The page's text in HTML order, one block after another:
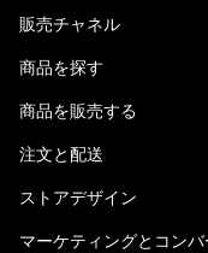
販売チャネル
商品を探す
商品を販売する
注文と配送
ストアデザイン
マーケティングとコンバ